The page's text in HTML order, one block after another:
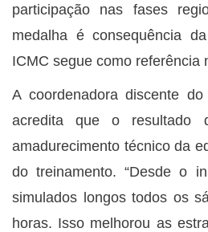
participação nas fases
medalha é consequência
ICMC segue como referência
A coordenadora discente
acredita que o resultado
amadurecimento técnico da
do treinamento. “Desde o
simulados longos todos os
horas. Isso melhorou as